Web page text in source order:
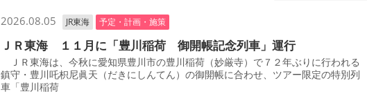
2026.08.05 JR東海 予定・計画・施策
ＪＲ東海 １１月に「豊川稲荷 御開帳記念列車」運行
ＪＲ東海は、今秋に愛知県豊川市の豊川稲荷（妙厳寺）で７２年ぶりに行われる
鎮守・豊川吒枳尼眞天（だきにしんてん）の御開帳に合わせ、ツアー限定の特別列
車「豊川稲荷